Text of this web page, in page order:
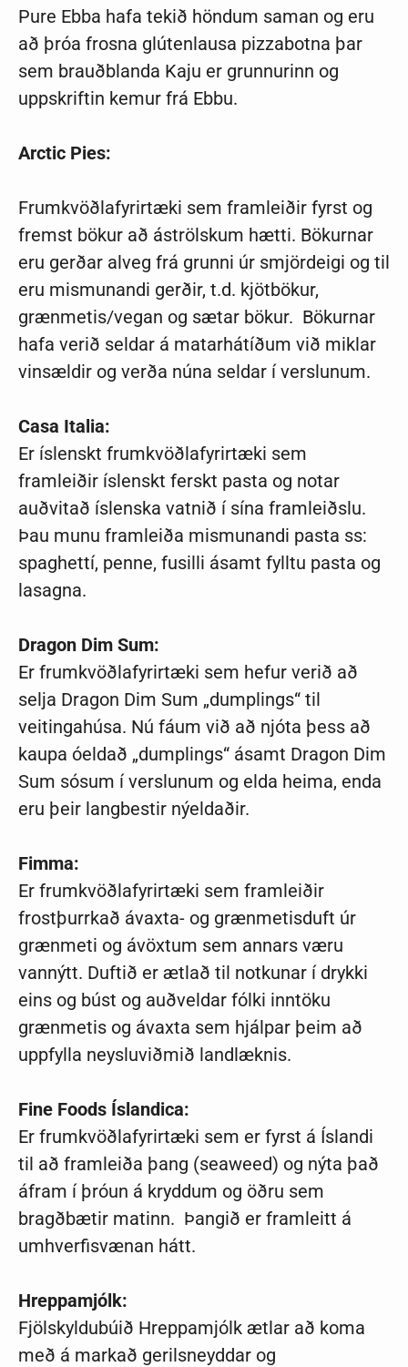
Pure Ebba hafa tekið höndum saman og eru
að þróa frosna glútenlausa pizzabotna þar
sem brauðblanda Kaju er grunnurinn og
uppskriftin kemur frá Ebbu.
Arctic Pies:
Frumkvöðlafyrirtæki sem framleiðir fyrst og
fremst bökur að áströlskum hætti. Bökurnar
eru gerðar alveg frá grunni úr smjördeigi og til
eru mismunandi gerðir, t.d. kjötbökur,
grænmetis/vegan og sætar bökur. Bökurnar
hafa verið seldar á matarhátíðum við miklar
vinsældir og verða núna seldar í verslunum.
Casa Italia:
Er íslenskt frumkvöðlafyrirtæki sem
framleiðir íslenskt ferskt pasta og notar
auðvitað íslenska vatnið í sína framleiðslu.
Þau munu framleiða mismunandi pasta ss:
spaghettí, penne, fusilli ásamt fylltu pasta og
lasagna.
Dragon Dim Sum:
Er frumkvöðlafyrirtæki sem hefur verið að
selja Dragon Dim Sum „dumplings“ til
veitingahúsa. Nú fáum við að njóta þess að
kaupa óeldað „dumplings“ ásamt Dragon Dim
Sum sósum í verslunum og elda heima, enda
eru þeir langbestir nýeldaðir.
Fimma:
Er frumkvöðlafyrirtæki sem framleiðir
frostþurrkað ávaxta- og grænmetisduft úr
grænmeti og ávöxtum sem annars væru
vannýtt. Duftið er ætlað til notkunar í drykki
eins og búst og auðveldar fólki inntöku
grænmetis og ávaxta sem hjálpar þeim að
uppfylla neysluviðmið landlæknis.
Fine Foods Íslandica:
Er frumkvöðlafyrirtæki sem er fyrst á Íslandi
til að framleiða þang (seaweed) og nýta það
áfram í þróun á kryddum og öðru sem
bragðbætir matinn. Þangið er framleitt á
umhverfisvænan hátt.
Hreppamjólk:
Fjölskyldubúið Hreppamjólk ætlar að koma
með á markað gerilsneyddar og